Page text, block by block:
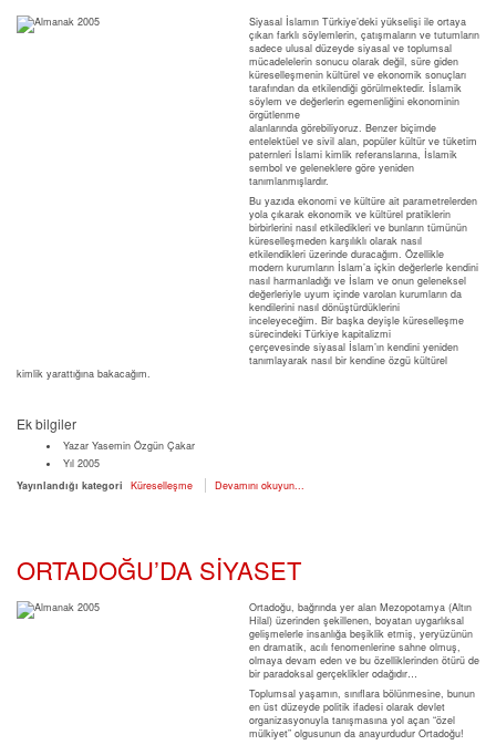
Siyasal İslamın Türkiye’deki yükselişi ile ortaya
çıkan farklı söylemlerin, çatışmaların ve tutumların
sadece ulusal düzeyde siyasal ve toplumsal
mücadelelerin sonucu olarak değil, süre giden
küreselleşmenin kültürel ve ekonomik sonuçları
tarafından da etkilendiği görülmektedir. İslamik
söylem ve değerlerin egemenliğini ekonominin
örgütlenme
alanlarında görebiliyoruz. Benzer biçimde
entelektüel ve sivil alan, popüler kültür ve tüketim
paternleri İslami kimlik referanslarına, İslamik
sembol ve geleneklere göre yeniden
tanımlanmışlardır.
Bu yazıda ekonomi ve kültüre ait parametrelerden
yola çıkarak ekonomik ve kültürel pratiklerin
birbirlerini nasıl etkiledikleri ve bunların tümünün
küreselleşmeden karşılıklı olarak nasıl
etkilendikleri üzerinde duracağım. Özellikle
modern kurumların İslam’a içkin değerlerle kendini
nasıl harmanladığı ve İslam ve onun geleneksel
değerleriyle uyum içinde varolan kurumların da
kendilerini nasıl dönüştürdüklerini
inceleyeceğim. Bir başka deyişle küreselleşme
sürecindeki Türkiye kapitalizmi
çerçevesinde siyasal İslam’ın kendini yeniden
tanımlayarak nasıl bir kendine özgü kültürel
kimlik yarattığına bakacağım.
Ek bilgiler
Yazar Yasemin Özgün Çakar
Yıl 2005
Yayınlandığı kategori
Küreselleşme Devamını okuyun...
ORTADOĞU’DA SİYASET
Ortadoğu, bağrında yer alan Mezopotamya (Altın
Hilal) üzerinden şekillenen, boyatan uygarlıksal
gelişmelerle insanlığa beşiklik etmiş, yeryüzünün
en dramatik, acılı fenomenlerine sahne olmuş,
olmaya devam eden ve bu özelliklerinden ötürü de
bir paradoksal gerçeklikler odağıdır…
Toplumsal yaşamın, sınıflara bölünmesine, bunun
en üst düzeyde politik ifadesi olarak devlet
organizasyonuyla tanışmasına yol açan “özel
mülkiyet” olgusunun da anayurdudur Ortadoğu!